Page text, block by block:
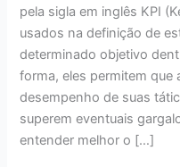
pela sigla em inglês KPI
usados na definição de
determinado objetivo
forma, eles permitem que
desempenho de suas
superem eventuais
entender melhor o […]